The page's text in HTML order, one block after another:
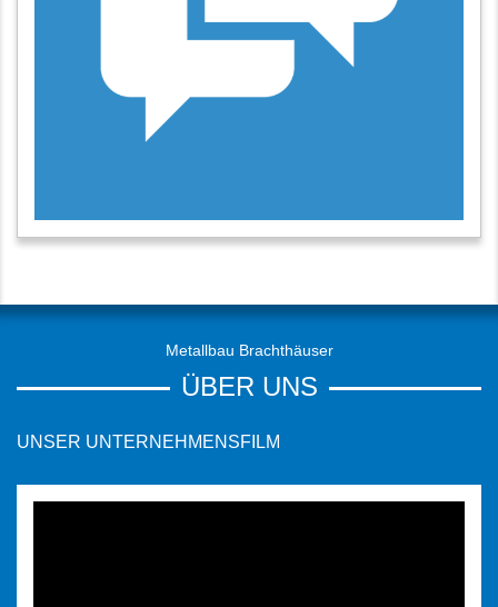
Metallbau Brachthäuser
ÜBER UNS
UNSER UNTERNEHMENSFILM